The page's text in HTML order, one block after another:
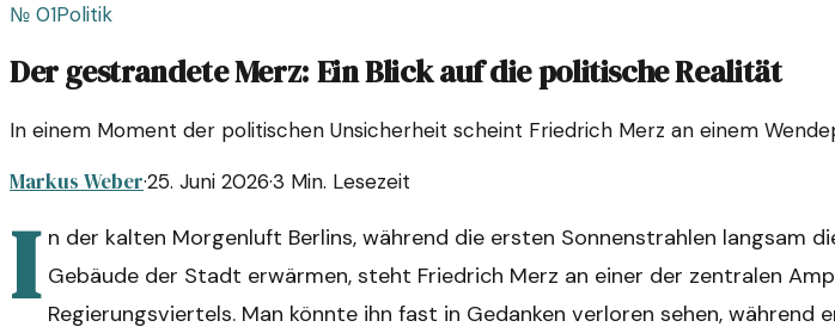
№ 01Politik
Der gestrandete Merz: Ein Blick auf die politische Realität
In einem Moment der politischen Unsicherheit scheint Friedrich Merz an einem
Markus Weber·25. Juni 2026·3 Min. Lesezeit
I n der kalten Morgenluft Berlins, während die ersten Sonnenstrahlen langsam
Gebäude der Stadt erwärmen, steht Friedrich Merz an einer der zentralen
Regierungsviertels. Man könnte ihn fast in Gedanken verloren sehen, während